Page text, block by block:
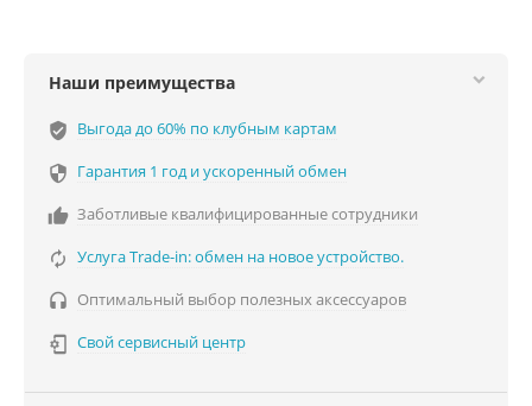
Наши преимущества
verified_user Выгода до 60% по клубным картам
 Гарантия 1 год и ускоренный обмен
 Заботливые квалифицированные сотрудники
 Услуга Trade-in: обмен на новое устройство.
 Оптимальный выбор полезных аксессуаров
 Свой сервисный центр